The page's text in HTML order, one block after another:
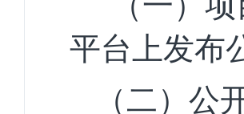
平台上发布
（二）公